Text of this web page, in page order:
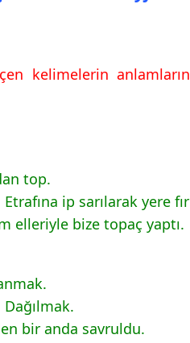
kelimelerin
top.
Etrafına ip sarılarak yere
elleriyle bize topaç yaptı.
Dağılmak.
bir anda savruldu.